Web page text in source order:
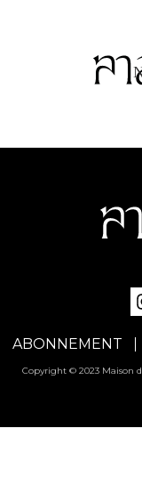
ABONNEMENT
Copyright © 2023 Maison